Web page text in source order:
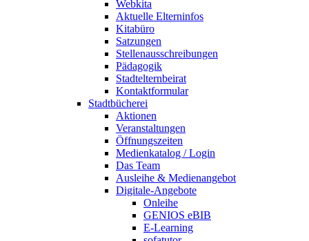
Webkita
Aktuelle Elterninfos
Kitabüro
Satzungen
Stellenausschreibungen
Pädagogik
Stadtelternbeirat
Kontaktformular
Stadtbücherei
Aktionen
Veranstaltungen
Öffnungszeiten
Medienkatalog / Login
Das Team
Ausleihe & Medienangebot
Digitale-Angebote
Onleihe
GENIOS eBIB
E-Learning